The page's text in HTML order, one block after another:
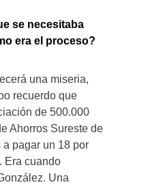
se necesitaba
era el proceso?
una miseria,
recuerdo que
de 500.000
Ahorros Sureste de
pagar un 18 por
Era cuando
Una